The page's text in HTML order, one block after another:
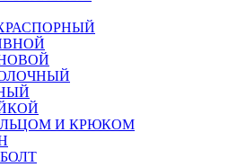
И КРЮКОМ